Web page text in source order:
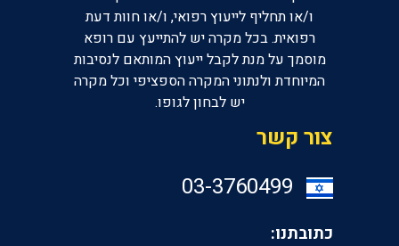
ו/או תחליף לייעוץ רפואי, ו/או חוות דעת
רפואית. בכל מקרה יש להתייעץ עם רופא
מוסמך על מנת לקבל ייעוץ המותאם לנסיבות
המיוחדת ולנתוני המקרה הספציפי וכל מקרה
יש לבחון לגופו.
צור קשר
‎03-3760499
כתובתנו: